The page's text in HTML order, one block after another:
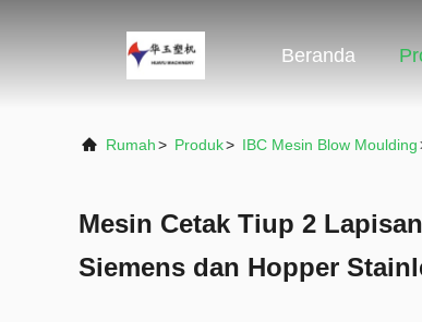
Beranda
Rumah> Produk> IBC Mesin Blow Moulding
Mesin Cetak Tiup 2
Siemens dan Hopper